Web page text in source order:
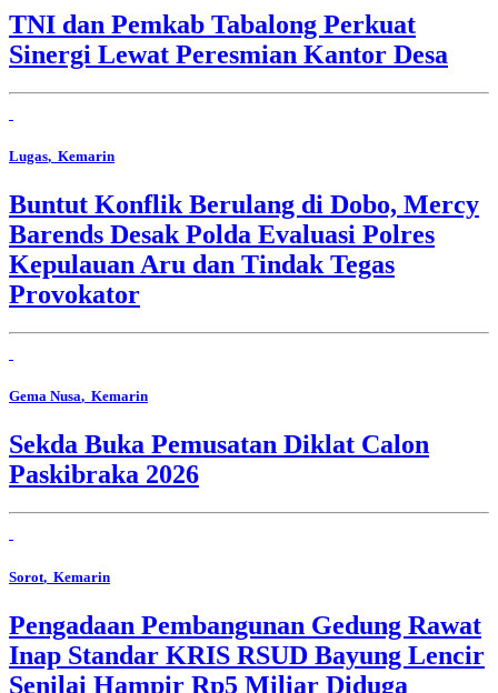
TNI dan Pemkab Tabalong Perkuat
Sinergi Lewat Peresmian Kantor Desa
Lugas, Kemarin
Buntut Konflik Berulang di Dobo, Mercy
Barends Desak Polda Evaluasi Polres
Kepulauan Aru dan Tindak Tegas
Provokator
Gema Nusa, Kemarin
Sekda Buka Pemusatan Diklat Calon
Paskibraka 2026
Sorot, Kemarin
Pengadaan Pembangunan Gedung Rawat
Inap Standar KRIS RSUD Bayung Lencir
Senilai Hampir Rp5 Miliar Diduga